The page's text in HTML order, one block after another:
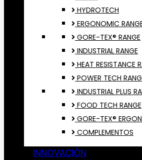
HYDROTECH
ERGONOMIC
GORE-TEX® RANGE
INDUSTRIAL RANGE
HEAT RESISTANCE
POWER TECH
INDUSTRIAL PLUS
FOOD TECH RANGE
GORE-TEX®
COMPLEMENTOS
INNOVACIÓN